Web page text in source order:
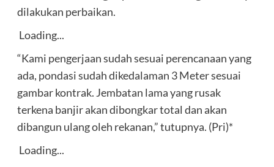
dilakukan perbaikan.
Loading...
“Kami pengerjaan sudah sesuai perencanaan yang
ada, pondasi sudah dikedalaman 3 Meter sesuai
gambar kontrak. Jembatan lama yang rusak
terkena banjir akan dibongkar total dan akan
dibangun ulang oleh rekanan,” tutupnya. (Pri)*
Loading...